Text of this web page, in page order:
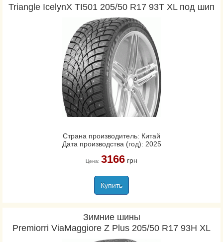
Triangle IcelynX TI501 205/50 R17 93T XL под шип
Страна производитель: Китай
Дата производства (год): 2025
Цена: 3166грн
Купить
Зимние шины
Premiorri ViaMaggiore Z Plus 205/50 R17 93H XL